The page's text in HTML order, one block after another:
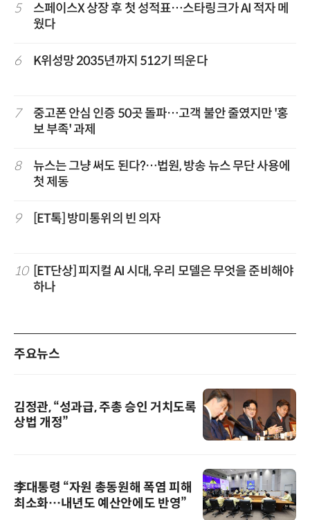
5
스페이스X 상장 후 첫 성적표…스타링크가 AI 적자 메
웠다
6 K위성망 2035년까지 512기 띄운다
7
중고폰 안심 인증 50곳 돌파…고객 불안 줄였지만 '홍
보 부족' 과제
8
뉴스는 그냥 써도 된다?…법원, 방송 뉴스 무단 사용에
첫 제동
9 [ET톡] 방미통위의 빈 의자
10
[ET단상] 피지컬 AI 시대, 우리 모델은 무엇을 준비해야
하나
주요뉴스
김정관, “성과급, 주총 승인 거치도록
상법 개정”
李대통령 “자원 총동원해 폭염 피해
최소화…내년도 예산안에도 반영”